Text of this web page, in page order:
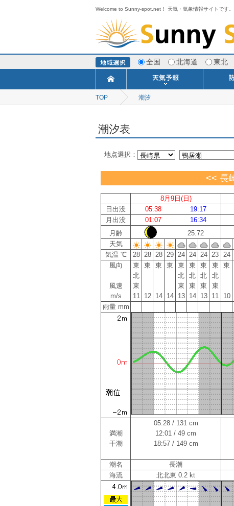
Welcome to Sunny-spot.net！ 天気・気象情報サイトです。
全国 北海道 東北
今日明日の天気
ポイント予報
週間天気予報
寒・暖候期予報
TOP 潮汐
潮汐表
地点選択：
<< 長
8月9日(日)
日出没
05:38 19:17
月出没
01:07 16:34
月齢
25.72
天気
気温 ℃
28 28 28 29 24 24 24 23 24
風向
風速
m/s
東
北
東
11
東
12
東
14
東
14
東
北
東
13
東
北
東
14
東
北
東
13
東
北
東
11
東
10
雨量 mm
満潮
干潮
05:28 / 131 cm
12:01 / 49 cm
18:57 / 149 cm
潮名
長潮
海流
北北東 0.2 kt